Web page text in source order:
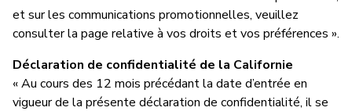
et sur les communications promotionnelles, veuillez
consulter la page relative à vos droits et vos préférences ».
Déclaration de confidentialité de la Californie
« Au cours des 12 mois précédant la date d’entrée en
vigueur de la présente déclaration de confidentialité, il se